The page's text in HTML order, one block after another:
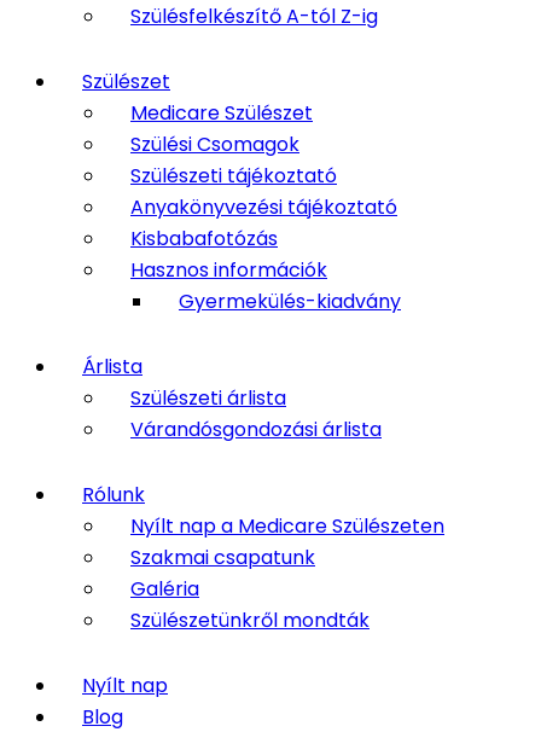
Szülésfelkészítő A-tól Z-ig
Szülészet
Medicare Szülészet
Szülési Csomagok
Szülészeti tájékoztató
Anyakönyvezési tájékoztató
Kisbabafotózás
Hasznos információk
Gyermekülés-kiadvány
Árlista
Szülészeti árlista
Várandósgondozási árlista
Rólunk
Nyílt nap a Medicare Szülészeten
Szakmai csapatunk
Galéria
Szülészetünkről mondták
Nyílt nap
Blog